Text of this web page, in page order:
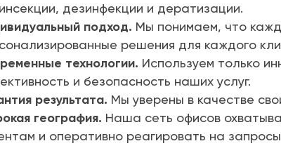
дезинфекции и дератизации.
подход. Мы понимаем, что
решения для каждого
технологии. Используем только
и безопасность наших услуг.
результата. Мы уверены в качестве
география. Наша сеть офисов
и оперативно реагировать на